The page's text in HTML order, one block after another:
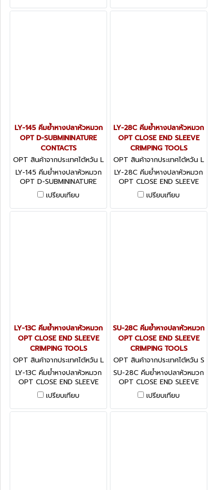
LY-145 คีมย้ำหางปลาหัวหมวก
OPT D-SUBMININATURE
CONTACTS
OPT สินค้าจากประเทศไต้หวัน L
Y-145
LY-145 คีมย้ำหางปลาหัวหมวก
OPT D-SUBMININATURE
CONTACTS
เปรียบเทียบ
LY-28C คีมย้ำหางปลาหัวหมวก
OPT CLOSE END SLEEVE
CRIMPING TOOLS
OPT สินค้าจากประเทศไต้หวัน L
Y-28C
LY-28C คีมย้ำหางปลาหัวหมวก
OPT CLOSE END SLEEVE
CRIMPING TOOLS
เปรียบเทียบ
LY-13C คีมย้ำหางปลาหัวหมวก
OPT CLOSE END SLEEVE
CRIMPING TOOLS
OPT สินค้าจากประเทศไต้หวัน L
Y-13C
LY-13C คีมย้ำหางปลาหัวหมวก
OPT CLOSE END SLEEVE
CRIMPING TOOLS
เปรียบเทียบ
SU-28C คีมย้ำหางปลาหัวหมวก
OPT CLOSE END SLEEVE
CRIMPING TOOLS
OPT สินค้าจากประเทศไต้หวัน S
U-28C
SU-28C คีมย้ำหางปลาหัวหมวก
OPT CLOSE END SLEEVE
CRIMPING TOOLS
เปรียบเทียบ